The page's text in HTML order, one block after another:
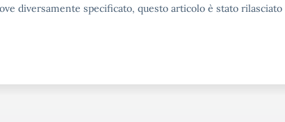
diversamente specificato, questo articolo è stato